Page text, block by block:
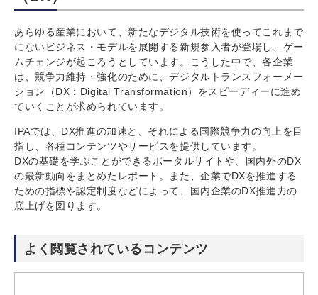
あらゆる産業において、新たなデジタル技術を使ってこれまで
にないビジネス・モデルを展開する新規参入者が登場し、ゲー
ムチェンジが起ころうとしています。こうした中で、各企業
は、競争力維持・強化のために、デジタルトランスフォーメー
ション（DX：Digital Transformation）をスピーディーに進め
ていくことが求められています。
IPAでは、DX推進の加速と、それによる国際競争力の向上を目
指し、各種コンテンツやサービスを提供しています。
DXの基礎を学ぶことができるポータルサイトや、国内外のDX
の最新動向をまとめたレポート。また、企業でDXを推進する
ための指標や認定制度などによって、国内企業のDX推進力の
底上げを図ります。
よく閲覧されているコンテンツ